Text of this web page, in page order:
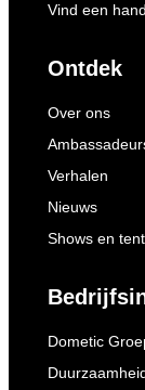
Vind een
Ontdek
Over ons
Verhalen
Nieuws
Shows en
Dometic